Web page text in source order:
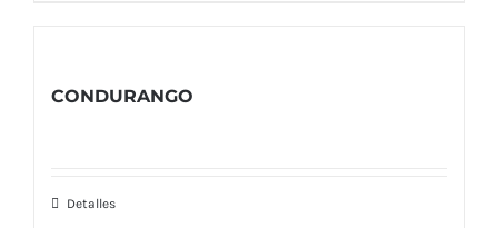
CONDURANGO
Detalles